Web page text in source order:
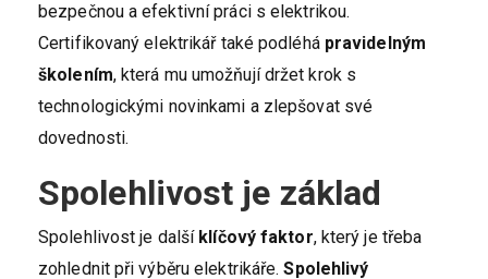
bezpečnou a efektivní práci s elektrikou.
Certifikovaný elektrikář také podléhá pravidelným
školením, která mu umožňují držet krok s
technologickými novinkami a zlepšovat své
dovednosti.
Spolehlivost je základ
Spolehlivost je další klíčový faktor, který je třeba
zohlednit při výběru elektrikáře.Spolehlivý